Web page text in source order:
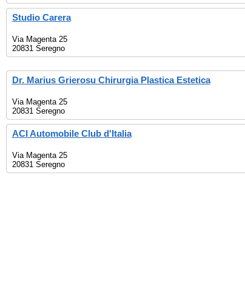
Studio Carera
Via Magenta 25
20831 Seregno
Dr. Marius Grierosu Chirurgia Plastica Estetica
Via Magenta 25
20831 Seregno
ACI Automobile Club d'Italia
Via Magenta 25
20831 Seregno